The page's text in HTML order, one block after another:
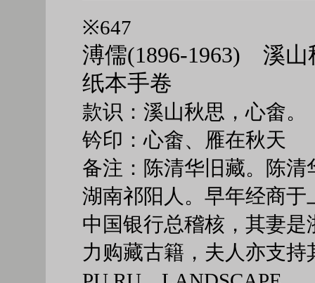
※647
溥儒(1896-1963) 溪山
纸本手卷
款识：溪山秋思，心畬。
钤印：心畬、雁在秋天
备注：陈清华旧藏。陈
湖南祁阳人。早年经商
中国银行总稽核，其妻
力购藏古籍，夫人亦支持